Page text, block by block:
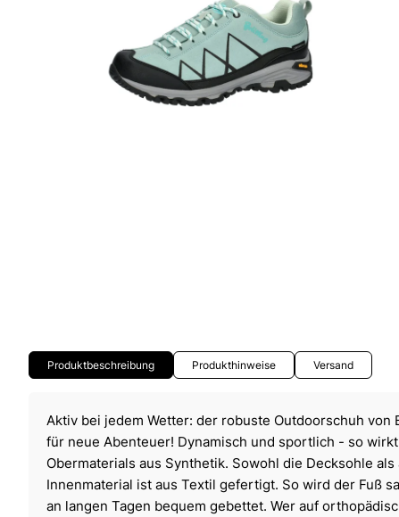
Produktbeschreibung Produkthinweise Versand
Aktiv bei jedem Wetter: der robuste Outdoorschuh
für neue Abenteuer! Dynamisch und sportlich - so
Obermaterials aus Synthetik. Sowohl die Decksohle als
Innenmaterial ist aus Textil gefertigt. So wird der Fuß
an langen Tagen bequem gebettet. Wer auf